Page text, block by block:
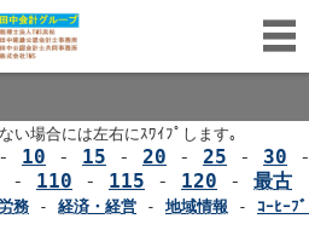
い場合には左右にｽﾜｲﾌﾟします｡
10 - 15 - 20 - 25 - 30
- 110 - 115 - 120 - 最古
務 - 経済・経営 - 地域情報 - ｺｰﾋｰﾌ